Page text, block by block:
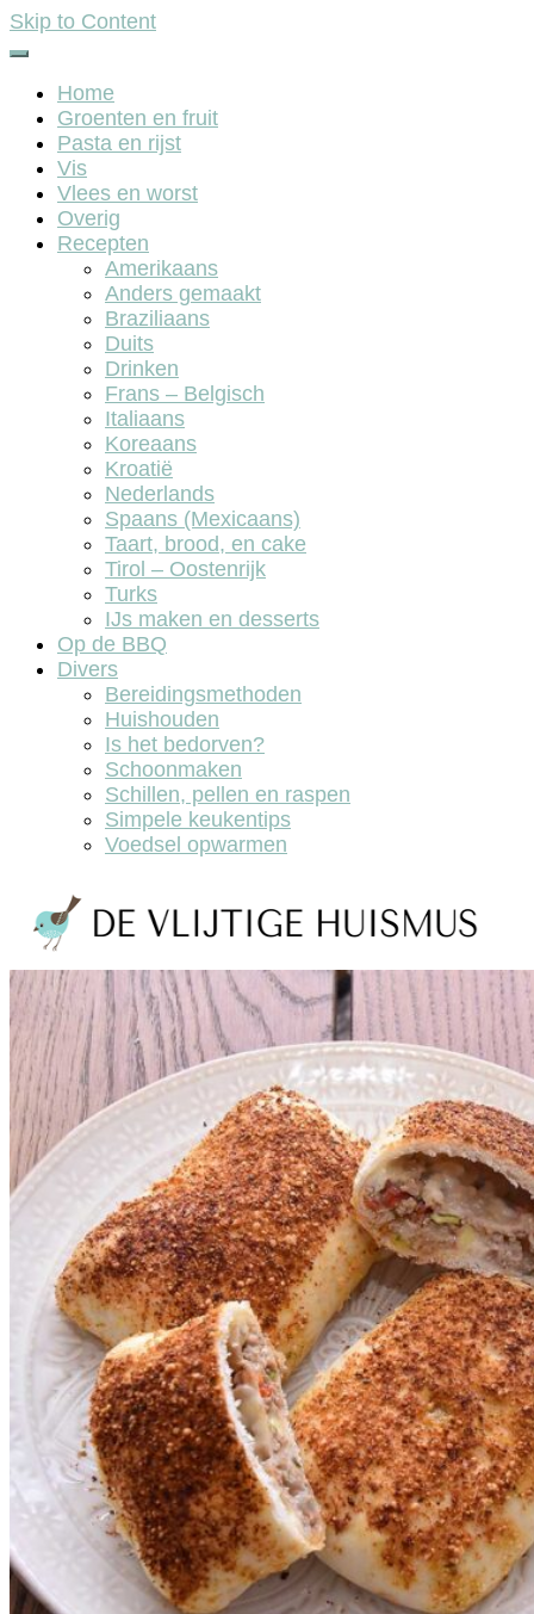
Skip to Content
Home
Groenten en fruit
Pasta en rijst
Vis
Vlees en worst
Overig
Recepten
Amerikaans
Anders gemaakt
Braziliaans
Duits
Drinken
Frans – Belgisch
Italiaans
Koreaans
Kroatië
Nederlands
Spaans (Mexicaans)
Taart, brood, en cake
Tirol – Oostenrijk
Turks
IJs maken en desserts
Op de BBQ
Divers
Bereidingsmethoden
Huishouden
Is het bedorven?
Schoonmaken
Schillen, pellen en raspen
Simpele keukentips
Voedsel opwarmen
De vlijtige huismus
De vlijtige huismus, lekker koken en bakken.